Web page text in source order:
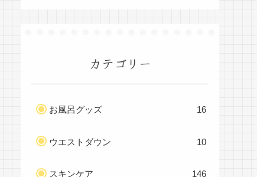
カテゴリー
お風呂グッズ 16
ウエストダウン 10
スキンケア 146